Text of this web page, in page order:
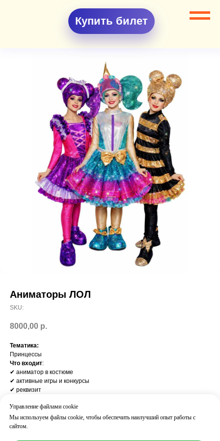
Купить билет
Аниматоры ЛОЛ
SKU:
8000,00 р.
Тематика:
Принцессы
Что входит:
✔ аниматор в костюме
✔ активные игры и конкурсы
✔ реквизит
Результат :
дети активно вовлечены, веселье с первых минут
Часто добавляют:
Управление файлами cookie
Мы используем файлы cookie, чтобы обеспечить наилучший опыт работы с
сайтом.